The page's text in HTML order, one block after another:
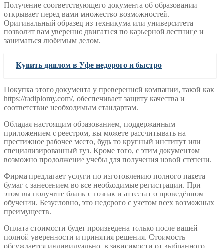
Получение соответствующего документа об образовании
открывает перед вами множество возможностей.
Оригинальный образец из техникума или университета
позволит вам уверенно двигаться по карьерной лестнице и
заниматься любимым делом.
Купить диплом в Уфе недорого и быстро
Покупка этого документа у проверенной компании, такой как
https://radiplomy.com/, обеспечивает защиту качества и
соответствие необходимым стандартам.
Обладая настоящим образованием, поддержанным
приложением с реестром, вы можете рассчитывать на
престижное рабочее место, будь то крупный институт или
специализированный вуз. Кроме того, с этим документом
возможно продолжение учебы для получения новой степени.
Фирма предлагает услуги по изготовлению полного пакета
бумаг с занесением во все необходимые регистрации. При
этом вы получите бланк с гознак и аттестат о проведённом
обучении. Безусловно, это недорого с учетом всех возможных
преимуществ.
Оплата стоимости будет произведена только после вашей
полной уверенности и принятия решения. Стоимость
обсуждается индивидуально, в зависимости от выбранного